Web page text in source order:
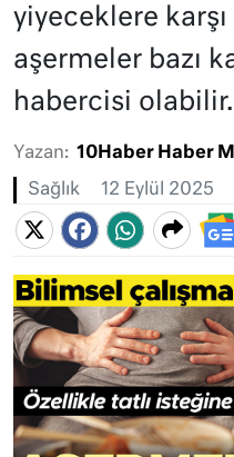
yiyeceklere
aşermeler bazı
habercisi olabilir.
Yazan: 10Haber Haber
Sağlık 12 Eylül 2025